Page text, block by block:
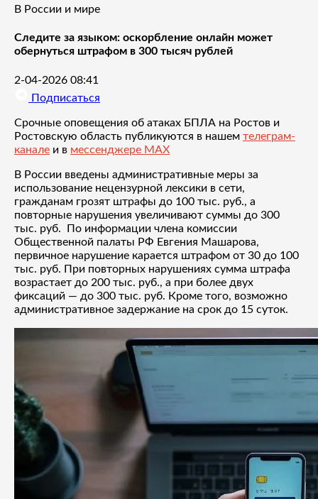
В России и мире
Следите за языком: оскорбление онлайн может
обернуться штрафом в 300 тысяч рублей
2-04-2026 08:41
Подписаться
Срочные оповещения об атаках БПЛА на Ростов и
Ростовскую область публикуются в нашем телеграм-
канале и в мессенджере MAX
В России введены административные меры за
использование нецензурной лексики в сети,
гражданам грозят штрафы до 100 тыс. руб., а
повторные нарушения увеличивают суммы до 300
тыс. руб. По информации члена комиссии
Общественной палаты РФ Евгения Машарова,
первичное нарушение карается штрафом от 30 до 100
тыс. руб. При повторных нарушениях сумма штрафа
возрастает до 200 тыс. руб., а при более двух
фиксаций — до 300 тыс. руб. Кроме того, возможно
административное задержание на срок до 15 суток.